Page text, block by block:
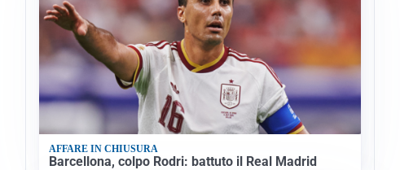
AFFARE IN CHIUSURA
Barcellona, colpo Rodri: battuto il Real Madrid